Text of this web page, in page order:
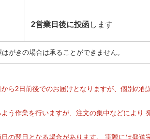
2営業日後に投函します
がきの場合は承ることができません。
ら2日前後でのお届けとなりますが、個別の配
う作業を行いますが、注文の集中などにより
の翌日となる場合があります。 実際には発送